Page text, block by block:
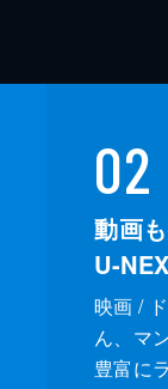
02
動画
U-
映画 /
ん、マ
豊富に